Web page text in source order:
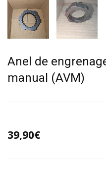
Anel de
manual (AVM)
39,90€